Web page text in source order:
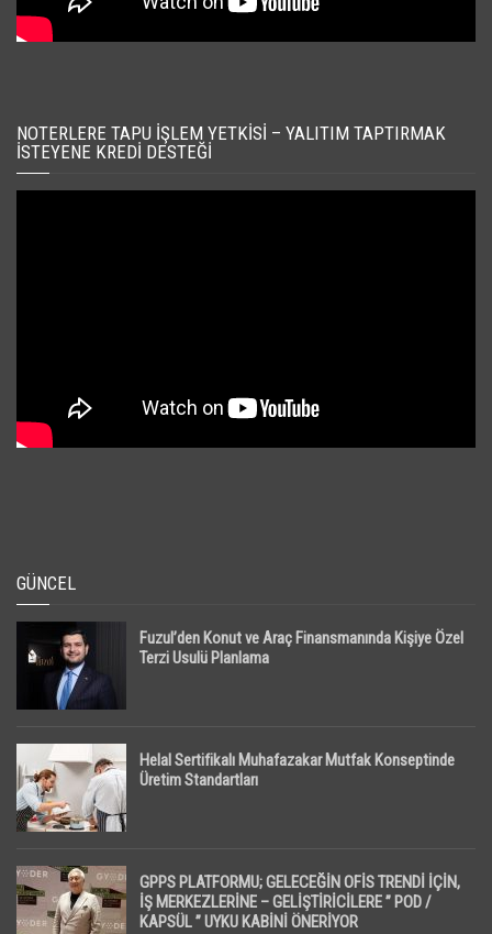
NOTERLERE TAPU İŞLEM YETKISI – YALITIM TAPTIRMAK
İSTEYENE KREDI DESTEĞI
GÜNCEL
Fuzul’den Konut ve Araç Finansmanında Kişiye Özel
Terzi Usulü Planlama
Helal Sertifikalı Muhafazakar Mutfak Konseptinde
Üretim Standartları
GPPS PLATFORMU; GELECEĞİN OFİS TRENDİ İÇİN,
İŞ MERKEZLERİNE – GELİŞTİRİCİLERE ” POD /
KAPSÜL ” UYKU KABİNİ ÖNERİYOR